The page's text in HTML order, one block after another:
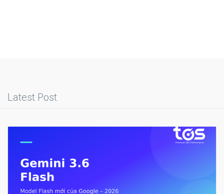
Latest Post